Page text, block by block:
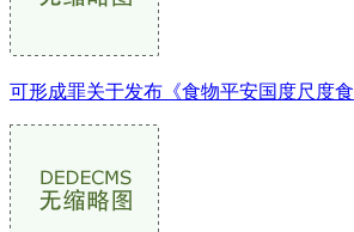
可形成罪关于发布《食物平安国度尺度食